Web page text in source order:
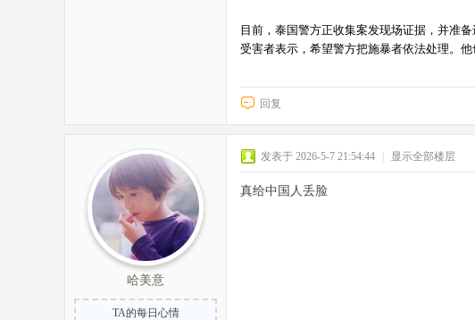
目前，泰国警方正收集案发现场证据，并准
受害者表示，希望警方把施暴者依法处理。
回复
哈美意
TA的每日心情
发表于 2026-5-7 21:54:44 显示全部楼层
真给中国人丢脸